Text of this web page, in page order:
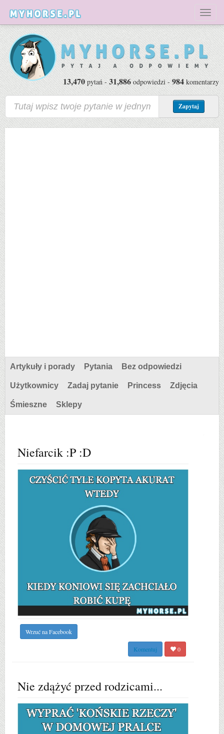
Toggle
13,470pytań -31,886odpowiedzi -984komentarzy
Zapytaj
Artykuły i porady Pytania Bez odpowiedzi
Użytkownicy Zadaj pytanie Princess Zdjęcia
Śmieszne Sklepy
Niefarcik :P :D
Wrzuć na Facebook
Komentuj 0
Nie zdążyć przed rodzicami...